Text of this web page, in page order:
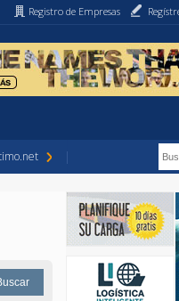
Registro de Empresas